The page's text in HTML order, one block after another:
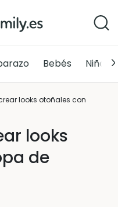
Bebés Niños
looks otoñales con
looks
de